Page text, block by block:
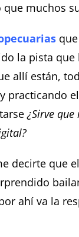
muchos
la pista que
allí están,
practicando
¿Sirve
decirte que
ahí va la